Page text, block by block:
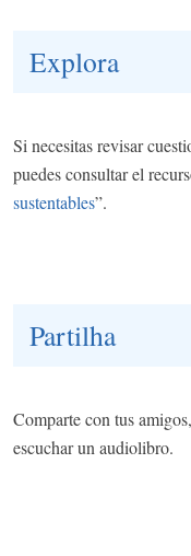
Explora
Si necesitas revisar
puedes consultar el
sustentables”.
Partilha
Comparte con tus
escuchar un audiolibro.